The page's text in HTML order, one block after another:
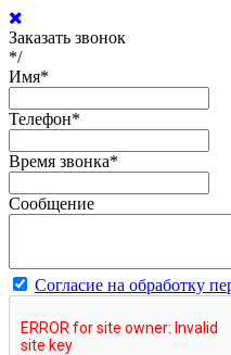
Заказать звонок
*/
Имя*
Телефон*
Время звонка*
Сообщение
Согласие на обработку